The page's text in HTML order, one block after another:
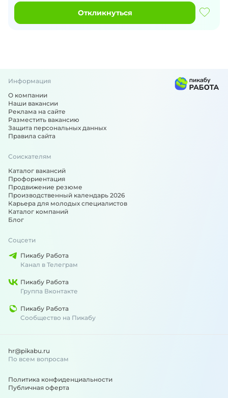
Откликнуться
Информация
О компании
Наши вакансии
Реклама на сайте
Разместить вакансию
Защита персональных данных
Правила сайта
Соискателям
Каталог вакансий
Профориентация
Продвижение резюме
Производственный календарь 2026
Карьера для молодых специалистов
Каталог компаний
Блог
Соцсети
Пикабу Работа
Канал в Телеграм
Пикабу Работа
Группа Вконтакте
Пикабу Работа
Сообщество на Пикабу
hr@pikabu.ru
По всем вопросам
Политика конфиденциальности
Публичная оферта